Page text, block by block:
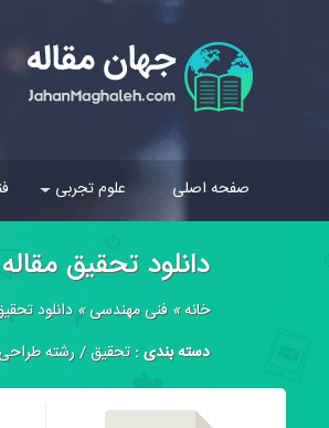
صفحه اصلی علوم تجربی
دانلود تحقیق
خانه» فنی مهندسی» دانلود
دسته بندی :تحقیق/رشته